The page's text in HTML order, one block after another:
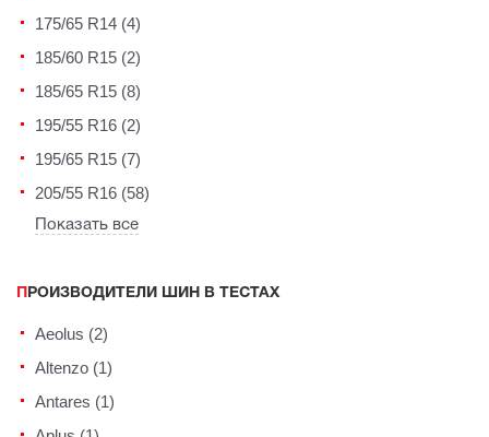
175/65 R14 (4)
185/60 R15 (2)
185/65 R15 (8)
195/55 R16 (2)
195/65 R15 (7)
205/55 R16 (58)
Показать все
ПРОИЗВОДИТЕЛИ ШИН В ТЕСТАХ
Aeolus (2)
Altenzo (1)
Antares (1)